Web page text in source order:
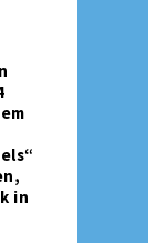
in